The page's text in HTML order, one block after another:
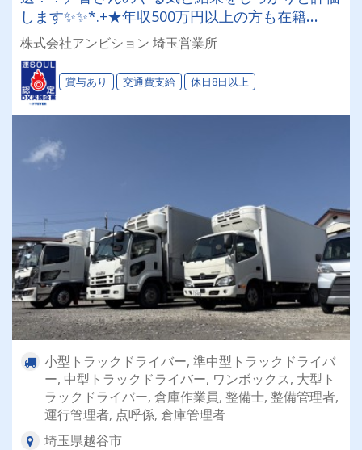
します✨✨*.+★年収500万円以上の方も在籍
中！！★+.*【子育世代応援します】【プライベ
ートがあっての仕事】【月給35万円以上】
株式会社アンビション 埼玉営業所
賞与あり 交通費支給 休日8日以上
小型トラックドライバー, 準中型トラックドライバ
ー, 中型トラックドライバー, ワンボックス, 大型ト
ラックドライバー, 倉庫作業員, 整備士, 整備管理者,
運行管理者, 点呼係, 倉庫管理者
埼玉県越谷市